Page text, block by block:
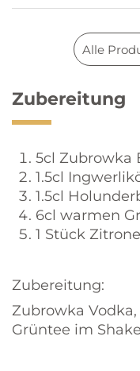
Alle
Zubereitung
5cl Zubrowka
1.5cl
1.5cl
6cl warmen
1 Stück
Zubereitung:
Zubrowka
Grüntee im